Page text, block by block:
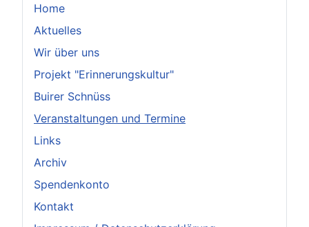
Home
Aktuelles
Wir über uns
Projekt "Erinnerungskultur"
Buirer Schnüss
Veranstaltungen und Termine
Links
Archiv
Spendenkonto
Kontakt